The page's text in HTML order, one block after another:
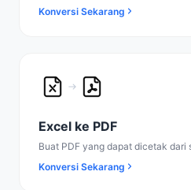
Konversi Sekarang
Excel ke PDF
Buat PDF yang dapat dicetak dari
Konversi Sekarang